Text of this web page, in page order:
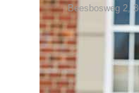
Beesbosweg 2,